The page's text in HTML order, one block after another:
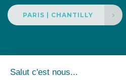
PARIS | CHANTILLY